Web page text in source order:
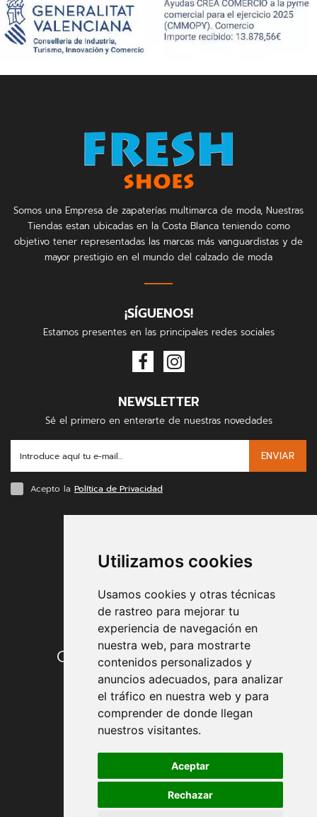
Utilizamos cookies
Usamos cookies y otras técnicas
de rastreo para mejorar tu
experiencia de navegación en
nuestra web, para mostrarte
contenidos personalizados y
anuncios adecuados, para analizar
el tráfico en nuestra web y para
comprender de donde llegan
nuestros visitantes.
Aceptar
Rechazar
Somos una Empresa de zapaterías multimarca de moda, Nuestras
Tiendas estan ubicadas en la Costa Blanca teniendo como
objetivo tener representadas las marcas más vanguardistas y de
mayor prestigio en el mundo del calzado de moda
¡SÍGUENOS!
Estamos presentes en las principales redes sociales
NEWSLETTER
Sé el primero en enterarte de nuestras novedades
ENVIAR
Acepto la Política de Privacidad
Condiciones de contratación
Envío y entrega
Devoluciones
Formas de pago
Política de Privacidad